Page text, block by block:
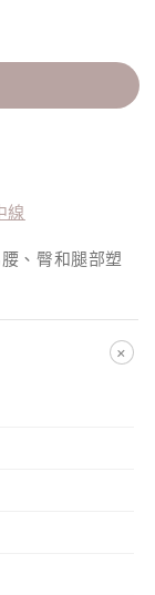
線
、臀和腿部塑
+